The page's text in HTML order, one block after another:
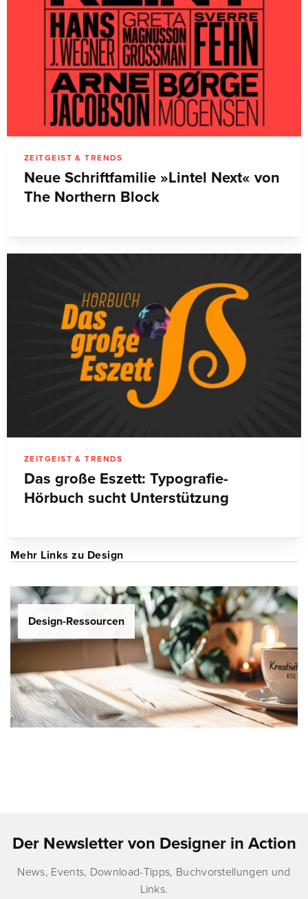
ZEITGEIST & TRENDS
Neue Schriftfamilie »Lintel Next« von
The Northern Block
ZEITGEIST & TRENDS
Das große Eszett: Typografie-
Hörbuch sucht Unterstützung
Mehr Links zu Design
Design-Ressourcen
Der Newsletter von Designer in Action
News, Events, Download-Tipps, Buchvorstellungen und
Links.